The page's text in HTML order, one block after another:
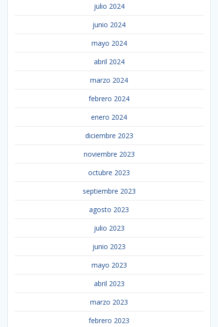
julio 2024
junio 2024
mayo 2024
abril 2024
marzo 2024
febrero 2024
enero 2024
diciembre 2023
noviembre 2023
octubre 2023
septiembre 2023
agosto 2023
julio 2023
junio 2023
mayo 2023
abril 2023
marzo 2023
febrero 2023